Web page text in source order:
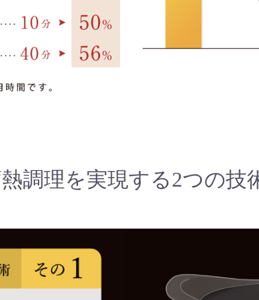
調理を実現する2つの技